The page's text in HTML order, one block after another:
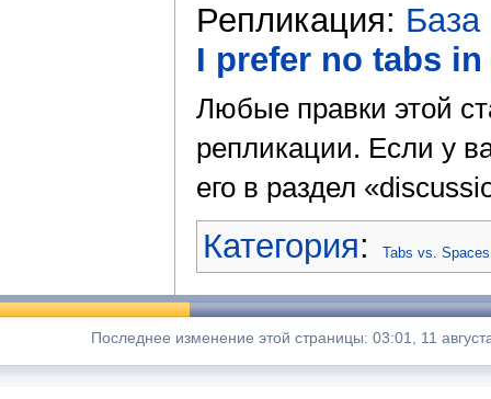
Репликация:
I prefer no tabs
Любые правки этой
репликации. Если у
его в раздел
Категория: Tabs vs. Spaces
Последнее изменение этой страницы: 03:01, 11